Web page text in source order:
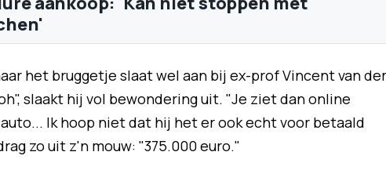
het bruggetje slaat wel aan bij ex-prof Vincent van der
slaakt hij vol bewondering uit. "Je ziet dan online
Ik hoop niet dat hij het er ook echt voor betaald
zo uit z'n mouw: "375.000 euro."